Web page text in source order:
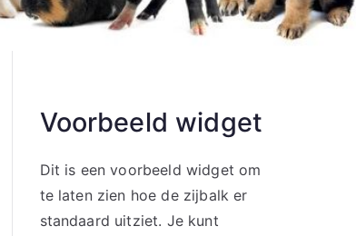
Voorbeeld widget
Dit is een voorbeeld widget om
te laten zien hoe de zijbalk er
standaard uitziet. Je kunt